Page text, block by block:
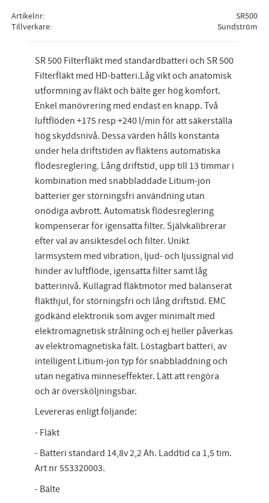
Artikelnr
SR500
Tillverkare
Sundström
SR 500 Filterfläkt med standardbatteri och SR 500
Filterfläkt med HD-batteri.Låg vikt och anatomisk
utformning av fläkt och bälte ger hög komfort.
Enkel manövrering med endast en knapp. Två
luftflöden +175 resp +240 l/min för att säkerställa
hög skyddsnivå. Dessa värden hålls konstanta
under hela driftstiden av fläktens automatiska
flödesreglering. Lång driftstid, upp till 13 timmar i
kombination med snabbladdade Litium-jon
batterier ger störningsfri användning utan
onödiga avbrott. Automatisk flödesreglering
kompenserar för igensatta filter. Självkalibrerar
efter val av ansiktesdel och filter. Unikt
larmsystem med vibration, ljud- och ljussignal vid
hinder av luftflöde, igensatta filter samt låg
batterinivå. Kullagrad fläktmotor med balanserat
fläkthjul, för störningsfri och lång driftstid. EMC
godkänd elektronik som avger minimalt med
elektromagnetisk strålning och ej heller påverkas
av elektromagnetiska fält. Löstagbart batteri, av
intelligent Litium-jon typ för snabbladdning och
utan negativa minneseffekter. Lätt att rengöra
och är översköljningsbar.
Levereras enligt följande:
- Fläkt
- Batteri standard 14,8v 2,2 Ah. Laddtid ca 1,5 tim.
Art nr 553320003.
- Bälte